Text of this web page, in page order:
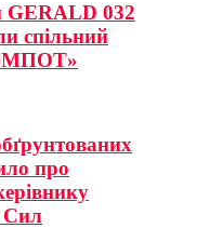
GERALD 032
спільний
про
Сил